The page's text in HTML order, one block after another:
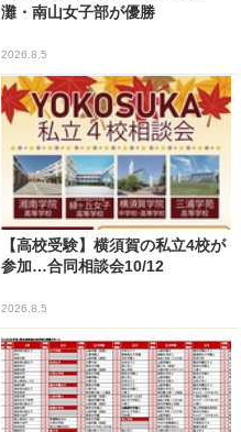
灘・南山女子部が優勝
2026.8.5
【高校受験】横須賀の私立4校が
参加…合同相談会10/12
2026.8.5